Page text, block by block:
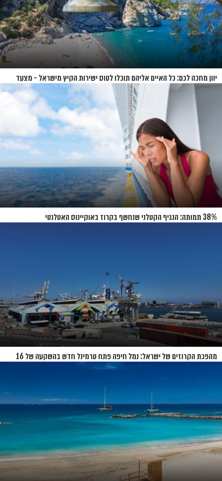
יוון מחכה לכם: כל האיים אליהם תוכלו לטוס ישירות הקיץ מישראל - מצעד
האיים של קיץ 2026
38% תמותה: הנגיף הקטלני שנחשף בקרוז באוקיינוס האטלנטי
מהפכת הקרוזים של ישראל: נמל חיפה פתח טרמינל חדש בהשקעה של 16